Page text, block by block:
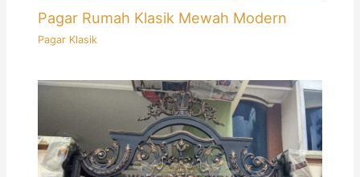
Pagar Rumah Klasik Mewah Modern
Pagar Klasik